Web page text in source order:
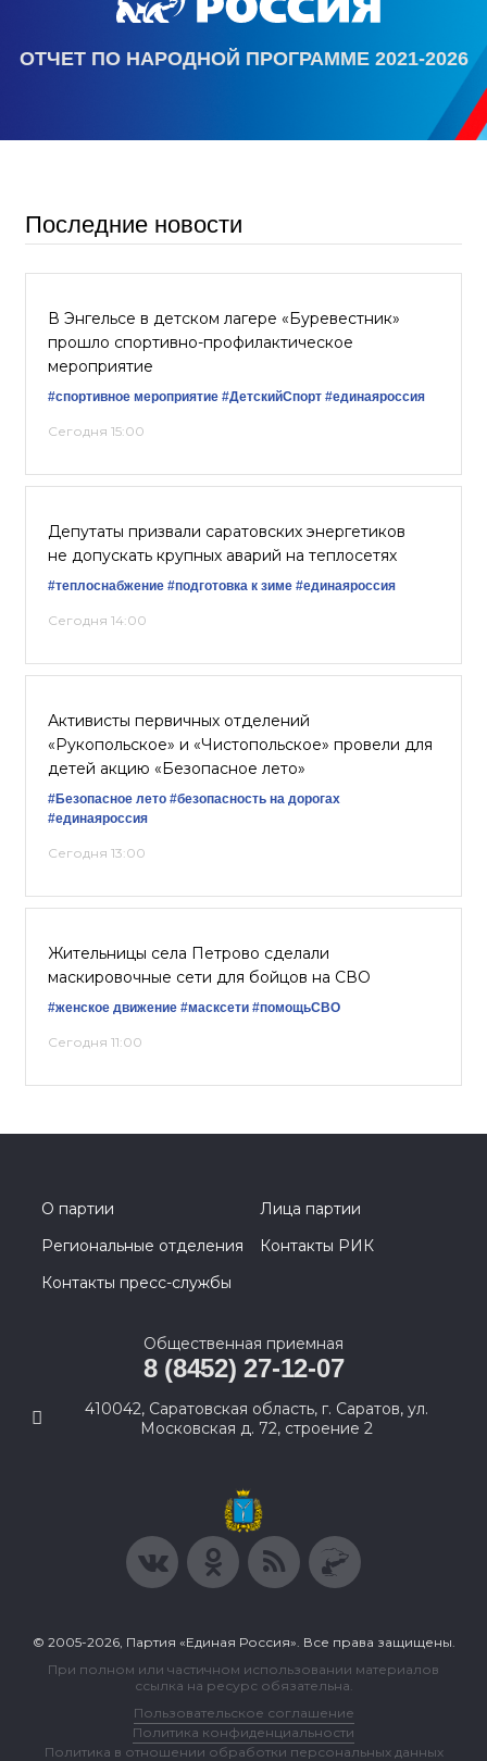
ОТЧЕТ ПО НАРОДНОЙ ПРОГРАММЕ 2021-2026
Последние новости
В Энгельсе в детском лагере «Буревестник»
прошло спортивно-профилактическое
мероприятие
#спортивное мероприятие #ДетскийСпорт #единаяроссия
Сегодня 15:00
Депутаты призвали саратовских энергетиков
не допускать крупных аварий на теплосетях
#теплоснабжение #подготовка к зиме #единаяроссия
Сегодня 14:00
Активисты первичных отделений
«Рукопольское» и «Чистопольское» провели для
детей акцию «Безопасное лето»
#Безопасное лето #безопасность на дорогах
#единаяроссия
Сегодня 13:00
Жительницы села Петрово сделали
маскировочные сети для бойцов на СВО
#женское движение #масксети #помощьСВО
Сегодня 11:00
О партии
Лица партии
Региональные отделения
Контакты РИК
Контакты пресс-службы
Общественная приемная
8 (8452) 27-12-07
410042, Саратовская область, г. Саратов, ул.
Московская д. 72, строение 2
© 2005-2026, Партия «Единая Россия». Все права защищены.
При полном или частичном использовании материалов
ссылка на ресурс обязательна.
Пользовательское соглашение
Политика конфиденциальности
Политика в отношении обработки персональных данных